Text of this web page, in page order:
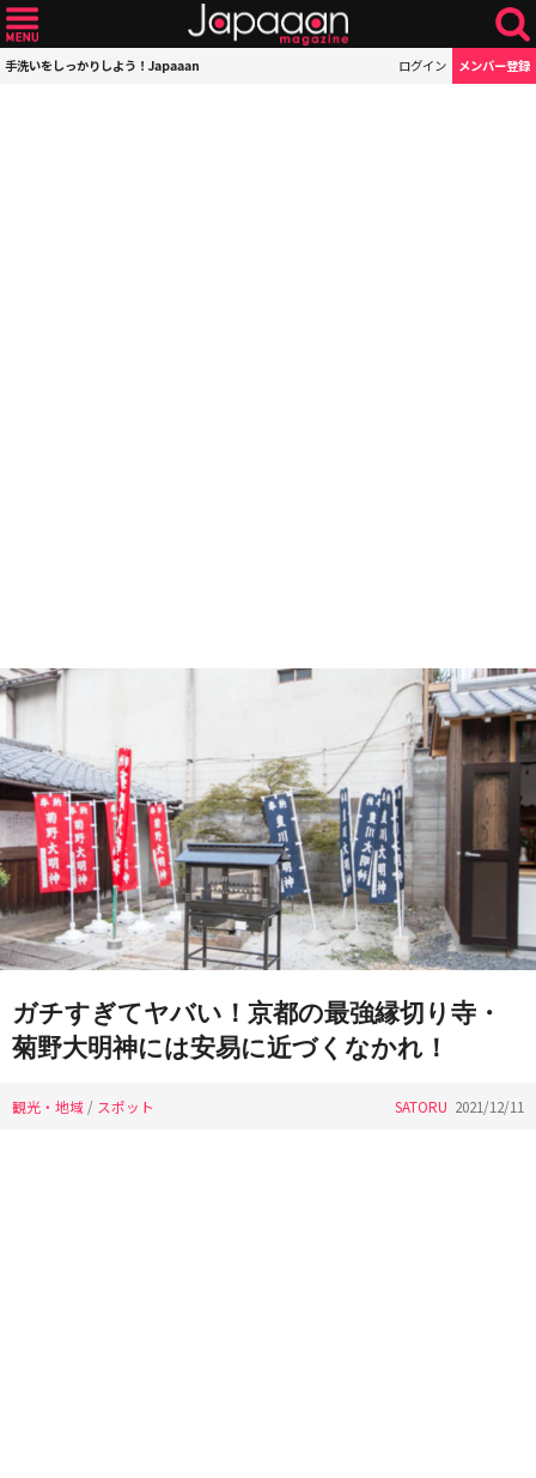
手洗いをしっかりしよう！Japaaan ログイン メンバー登録
ガチすぎてヤバい！京都の最強縁切り寺・
菊野大明神には安易に近づくなかれ！
観光・地域 / スポット SATORU 2021/12/11